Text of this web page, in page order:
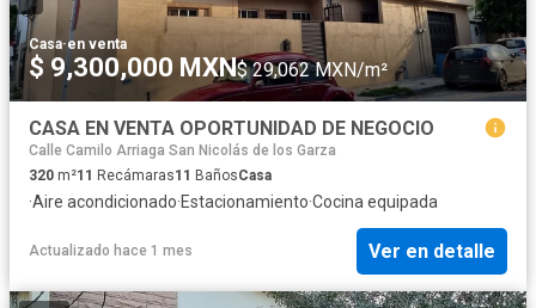
Casa·en venta
$ 9,300,000 MXN$ 29,062 MXN/m²
CASA EN VENTA OPORTUNIDAD DE NEGOCIO
Calle Camilo Arriaga San Nicolás de los Garza
320 m²11 Recámaras11 BañosCasa
·Aire acondicionado·Estacionamiento·Cocina equipada
Actualizado hace 1 mes Ver en detalle